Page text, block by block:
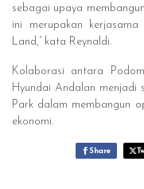
sebagai upaya
ini merupakan
Land,” kata Reynaldi.
Kolaborasi antara
Hyundai Andalan menjadi
Park dalam membangun
ekonomi.
Share